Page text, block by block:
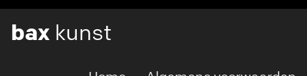
bax kunst